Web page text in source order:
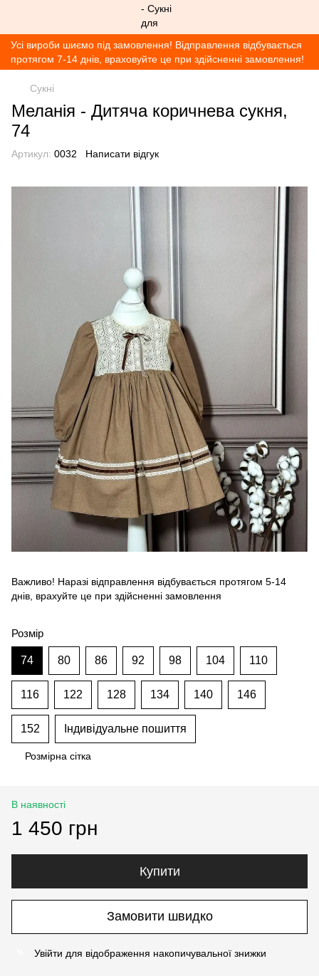
Усі вироби шиємо під замовлення! Відправлення відбувається
протягом 7-14 днів, враховуйте це при здійсненні замовлення!
Сукні
Меланія - Дитяча коричнева сукня,
74
Артикул: 0032 Написати відгук
Важливо! Наразі відправлення відбувається протягом 5-14
днів, врахуйте це при здійсненні замовлення
Розмір
74 80 86 92 98 104 110
116 122 128 134 140 146
152 Індивідуальне пошиття
Розмірна сітка
В наявності
1 450 грн
Купити
Замовити швидко
Увійти для відображення накопичувальної знижки